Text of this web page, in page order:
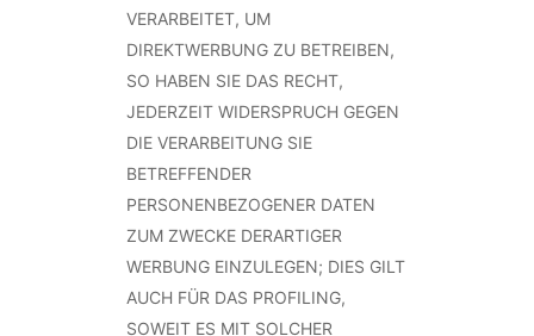
VERARBEITET, UM
DIREKTWERBUNG ZU BETREIBEN,
SO HABEN SIE DAS RECHT,
JEDERZEIT WIDERSPRUCH GEGEN
DIE VERARBEITUNG SIE
BETREFFENDER
PERSONENBEZOGENER DATEN
ZUM ZWECKE DERARTIGER
WERBUNG EINZULEGEN; DIES GILT
AUCH FÜR DAS PROFILING,
SOWEIT ES MIT SOLCHER